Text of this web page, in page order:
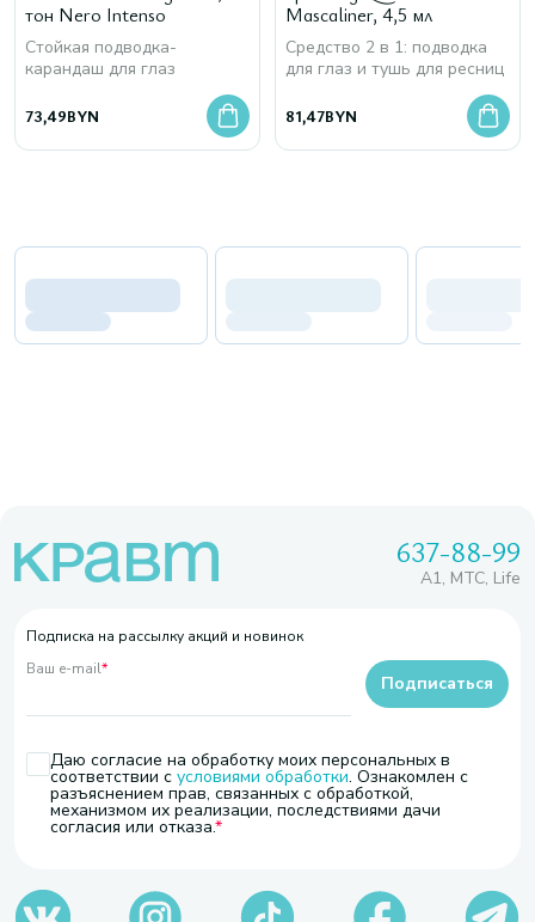
тон Nero Intenso
Стойкая подводка-
карандаш для глаз
73,49BYN
Mascaliner, 4,5 мл
Средство 2 в 1: подводка
для глаз и тушь для ресниц
81,47BYN
637-88-99
A1, МТС, Life
Подписка на рассылку акций и новинок
Ваш e-mail*
Даю согласие на обработку моих персональных в
соответствии с условиями обработки. Ознакомлен с
разъяснением прав, связанных с обработкой,
механизмом их реализации, последствиями дачи
согласия или отказа.
Подписаться